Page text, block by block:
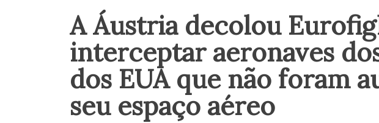
A Áustria decolou
interceptar aeronaves
dos EUA que não foram
seu espaço aéreo